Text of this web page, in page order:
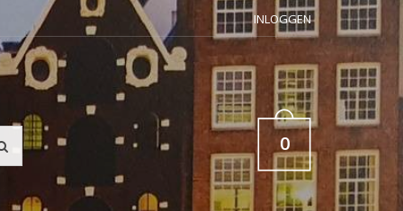
INLOGGEN
0